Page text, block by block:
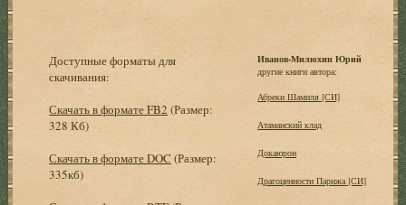
Доступные форматы для
скачивания:
Скачать в формате FB2 (Размер:
328 Кб)
Скачать в формате DOC (Размер:
335кб)
Иванов-Милюхин Юрий
другие книги автора:
Абреки Шамиля [СИ]
Атаманский клад
Докаюрон
Драгоценности Парижа [СИ]